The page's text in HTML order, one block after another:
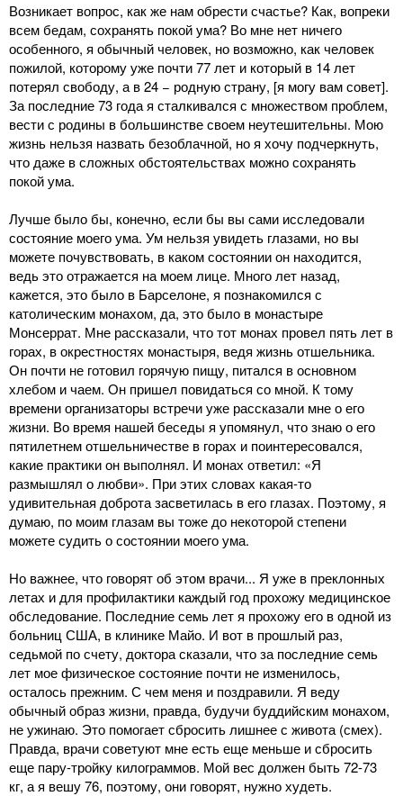
Возникает вопрос, как же нам обрести счастье? Как, вопреки
всем бедам, сохранять покой ума? Во мне нет ничего
особенного, я обычный человек, но возможно, как человек
пожилой, которому уже почти 77 лет и который в 14 лет
потерял свободу, а в 24 − родную страну, [я могу вам совет].
За последние 73 года я сталкивался с множеством проблем,
вести с родины в большинстве своем неутешительны. Мою
жизнь нельзя назвать безоблачной, но я хочу подчеркнуть,
что даже в сложных обстоятельствах можно сохранять
покой ума.
Лучше было бы, конечно, если бы вы сами исследовали
состояние моего ума. Ум нельзя увидеть глазами, но вы
можете почувствовать, в каком состоянии он находится,
ведь это отражается на моем лице. Много лет назад,
кажется, это было в Барселоне, я познакомился с
католическим монахом, да, это было в монастыре
Монсеррат. Мне рассказали, что тот монах провел пять лет в
горах, в окрестностях монастыря, ведя жизнь отшельника.
Он почти не готовил горячую пищу, питался в основном
хлебом и чаем. Он пришел повидаться со мной. К тому
времени организаторы встречи уже рассказали мне о его
жизни. Во время нашей беседы я упомянул, что знаю о его
пятилетнем отшельничестве в горах и поинтересовался,
какие практики он выполнял. И монах ответил: «Я
размышлял о любви». При этих словах какая-то
удивительная доброта засветилась в его глазах. Поэтому, я
думаю, по моим глазам вы тоже до некоторой степени
можете судить о состоянии моего ума.
Но важнее, что говорят об этом врачи... Я уже в преклонных
летах и для профилактики каждый год прохожу медицинское
обследование. Последние семь лет я прохожу его в одной из
больниц США, в клинике Майо. И вот в прошлый раз,
седьмой по счету, доктора сказали, что за последние семь
лет мое физическое состояние почти не изменилось,
осталось прежним. С чем меня и поздравили. Я веду
обычный образ жизни, правда, будучи буддийским монахом,
не ужинаю. Это помогает сбросить лишнее с живота (смех).
Правда, врачи советуют мне есть еще меньше и сбросить
еще пару-тройку килограммов. Мой вес должен быть 72-73
кг, а я вешу 76, поэтому, они говорят, нужно худеть.